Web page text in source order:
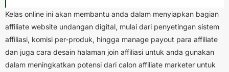
Kelas online ini akan membantu anda dalam menyiapkan bagian
affiliate website undangan digital, mulai dari penyetingan sistem
affiliasi, komisi per-produk, hingga manage payout para affiliate
dan juga cara desain halaman join affiliasi untuk anda gunakan
dalam meningkatkan potensi dari calon affiliate marketer untuk